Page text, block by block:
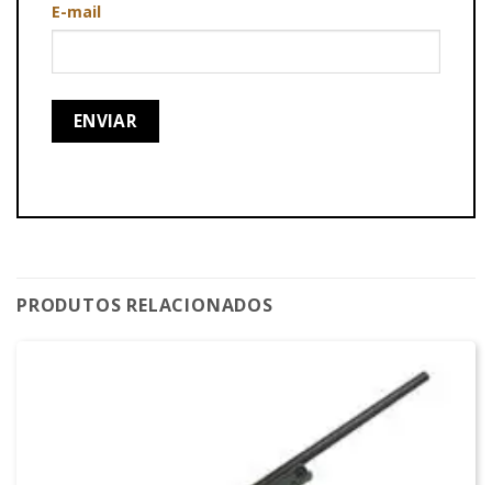
E-mail
PRODUTOS RELACIONADOS